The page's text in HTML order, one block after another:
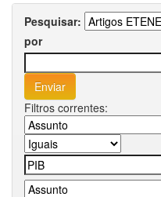
Pesquisar:
por
Filtros correntes: